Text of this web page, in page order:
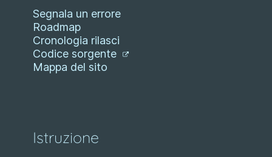
Segnala un errore
Roadmap
Cronologia rilasci
Codice sorgente
Mappa del sito
Istruzione